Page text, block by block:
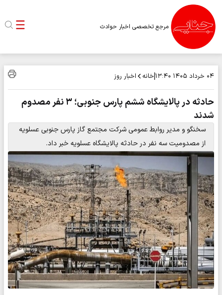
مرجع تخصصی اخبار حوادث
۰۴ خرداد ۱۴۰۵ ۱۳:۴۰ خانه اخبار روز
حادثه در پالایشگاه ششم پارس جنوبی؛ ۳ نفر مصدوم
شدند
سخنگو و مدیر روابط عمومی شرکت مجتمع گاز پارس جنوبی عسلویه
از مصدومیت سه نفر در حادثه پالایشگاه عسلویه خبر داد.